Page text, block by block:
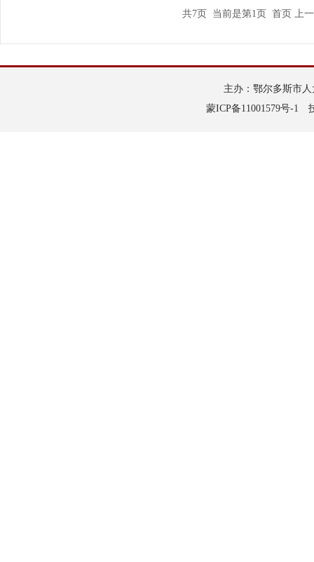
共7页 当前是第1页 首页 上
主办：鄂尔多斯市
蒙ICP备11001579号-1